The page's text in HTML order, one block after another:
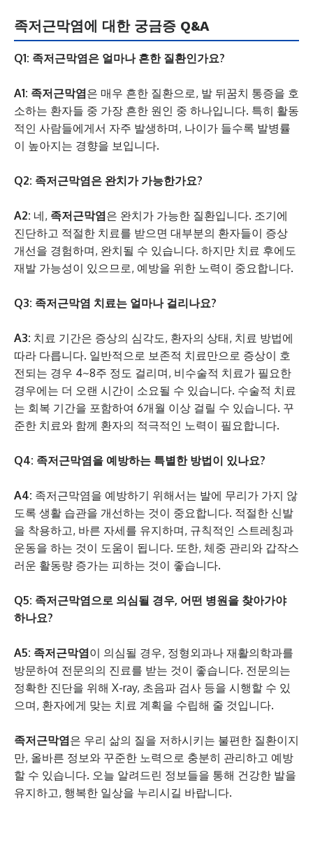
족저근막염에 대한 궁금증 Q&A
Q1: 족저근막염은 얼마나 흔한 질환인가요?
A1: 족저근막염은 매우 흔한 질환으로, 발 뒤꿈치 통증을 호
소하는 환자들 중 가장 흔한 원인 중 하나입니다. 특히 활동
적인 사람들에게서 자주 발생하며, 나이가 들수록 발병률
이 높아지는 경향을 보입니다.
Q2: 족저근막염은 완치가 가능한가요?
A2: 네, 족저근막염은 완치가 가능한 질환입니다. 조기에
진단하고 적절한 치료를 받으면 대부분의 환자들이 증상
개선을 경험하며, 완치될 수 있습니다. 하지만 치료 후에도
재발 가능성이 있으므로, 예방을 위한 노력이 중요합니다.
Q3: 족저근막염 치료는 얼마나 걸리나요?
A3: 치료 기간은 증상의 심각도, 환자의 상태, 치료 방법에
따라 다릅니다. 일반적으로 보존적 치료만으로 증상이 호
전되는 경우 4~8주 정도 걸리며, 비수술적 치료가 필요한
경우에는 더 오랜 시간이 소요될 수 있습니다. 수술적 치료
는 회복 기간을 포함하여 6개월 이상 걸릴 수 있습니다. 꾸
준한 치료와 함께 환자의 적극적인 노력이 필요합니다.
Q4: 족저근막염을 예방하는 특별한 방법이 있나요?
A4: 족저근막염을 예방하기 위해서는 발에 무리가 가지 않
도록 생활 습관을 개선하는 것이 중요합니다. 적절한 신발
을 착용하고, 바른 자세를 유지하며, 규칙적인 스트레칭과
운동을 하는 것이 도움이 됩니다. 또한, 체중 관리와 갑작스
러운 활동량 증가는 피하는 것이 좋습니다.
Q5: 족저근막염으로 의심될 경우, 어떤 병원을 찾아가야
하나요?
A5: 족저근막염이 의심될 경우, 정형외과나 재활의학과를
방문하여 전문의의 진료를 받는 것이 좋습니다. 전문의는
정확한 진단을 위해 X-ray, 초음파 검사 등을 시행할 수 있
으며, 환자에게 맞는 치료 계획을 수립해 줄 것입니다.
족저근막염은 우리 삶의 질을 저하시키는 불편한 질환이지
만, 올바른 정보와 꾸준한 노력으로 충분히 관리하고 예방
할 수 있습니다. 오늘 알려드린 정보들을 통해 건강한 발을
유지하고, 행복한 일상을 누리시길 바랍니다.